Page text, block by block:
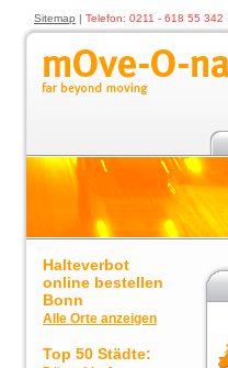
Sitemap | Telefon: 0211 - 618 55 342
Halteverbot
online bestellen
Bonn
Alle Orte anzeigen
Top 50 Städte: